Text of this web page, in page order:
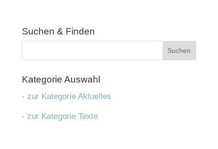
Suchen & Fin­den
Kate­go­rie Aus­wahl
- zur Kategorie Aktuelles
- zur Kategorie Texte